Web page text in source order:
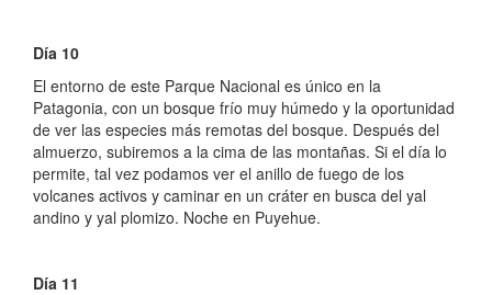
Día 10
El entorno de este Parque Nacional es único en la
Patagonia, con un bosque frío muy húmedo y la oportunidad
de ver las especies más remotas del bosque. Después del
almuerzo, subiremos a la cima de las montañas. Si el día lo
permite, tal vez podamos ver el anillo de fuego de los
volcanes activos y caminar en un cráter en busca del yal
andino y yal plomizo. Noche en Puyehue.
Día 11